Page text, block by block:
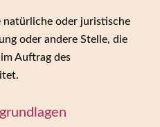
natürliche oder juristische
oder andere Stelle, die
Auftrag des